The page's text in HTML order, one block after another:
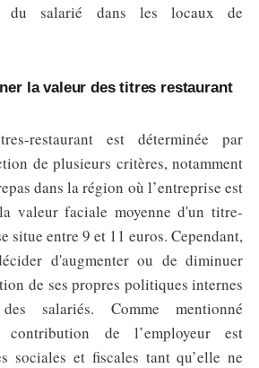
du salarié dans les locaux de
la valeur des titres restaurant
restaurant est déterminée par
de plusieurs critères, notamment
dans la région où l’entreprise est
valeur faciale moyenne d'un titre-
situe entre 9 et 11 euros. Cependant,
d'augmenter ou de diminuer
de ses propres politiques internes
salariés. Comme mentionné
contribution de l’employeur est
sociales et fiscales tant qu’elle ne